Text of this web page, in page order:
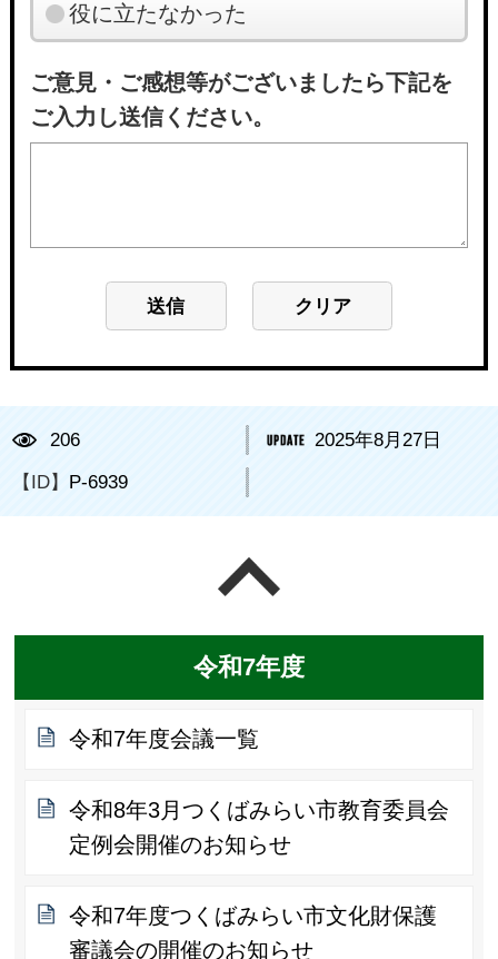
役に立たなかった
ご意見・ご感想等がございましたら下記を
ご入力し送信ください。
206 2025年8月27日
【ID】 P-6939
令和7年度
令和7年度会議一覧
令和8年3月つくばみらい市教育委員会
定例会開催のお知らせ
令和7年度つくばみらい市文化財保護
審議会の開催のお知らせ